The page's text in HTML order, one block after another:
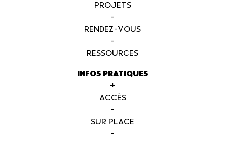
PROJETS
-
RENDEZ-VOUS
-
RESSOURCES
INFOS PRATIQUES
+
ACCÈS
-
SUR PLACE
-